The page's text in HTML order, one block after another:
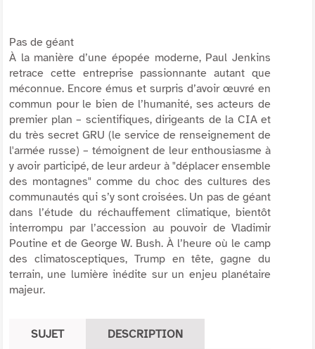
Pas de géant
À la manière d’une épopée moderne, Paul Jenkins
retrace cette entreprise passionnante autant que
méconnue. Encore émus et surpris d’avoir œuvré en
commun pour le bien de l’humanité, ses acteurs de
premier plan – scientifiques, dirigeants de la CIA et
du très secret GRU (le service de renseignement de
l'armée russe) – témoignent de leur enthousiasme à
y avoir participé, de leur ardeur à "déplacer ensemble
des montagnes" comme du choc des cultures des
communautés qui s’y sont croisées. Un pas de géant
dans l’étude du réchauffement climatique, bientôt
interrompu par l’accession au pouvoir de Vladimir
Poutine et de George W. Bush. À l’heure où le camp
des climatosceptiques, Trump en tête, gagne du
terrain, une lumière inédite sur un enjeu planétaire
majeur.
SUJET DESCRIPTION